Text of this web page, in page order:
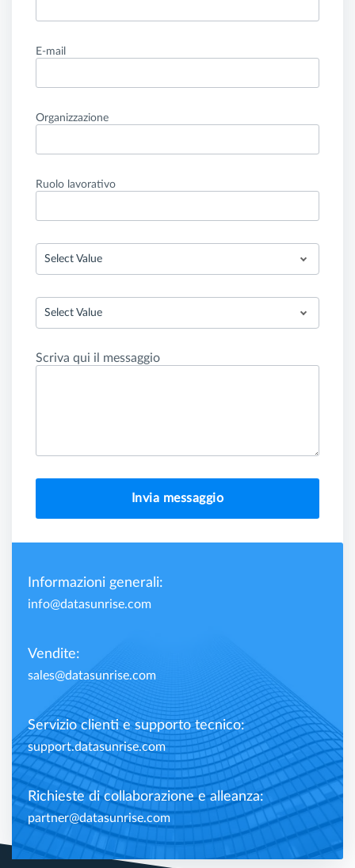
E-mail
Organizzazione
Ruolo lavorativo
Select Value
Select Value
Scriva qui il messaggio
Invia messaggio
Informazioni generali:
info@datasunrise.com
Vendite:
sales@datasunrise.com
Servizio clienti e supporto tecnico:
support.datasunrise.com
Richieste di collaborazione e alleanza:
partner@datasunrise.com